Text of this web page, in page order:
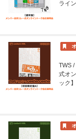
ライ
TWS
式オ
ック】